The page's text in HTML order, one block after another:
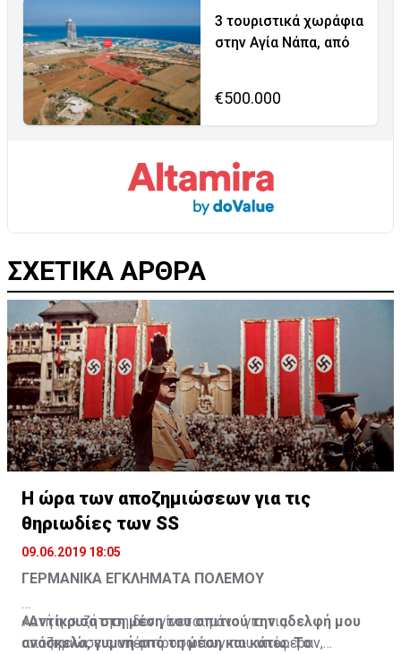
3 τουριστικά χωράφια
στην Αγία Νάπα, από
€500.000
ΣΧΕΤΙΚΑ ΑΡΘΡΑ
Η ώρα των αποζημιώσεων για τις
θηριωδίες των SS
09.06.2019 18:05
ΓΕΡΜΑΝΙΚΑ ΕΓΚΛΗΜΑΤΑ ΠΟΛΕΜΟΥ
«Αντίκρισα στη μέση του σπιτιού την αδελφή μου
ανάσκελα, γυμνή από τη μέση και κάτω. Το
Αυτή η συζήτηση δεν γίνεται μόνο για τις
αποζημιώσεις υπέρ προσώπων που υπέφεραν,